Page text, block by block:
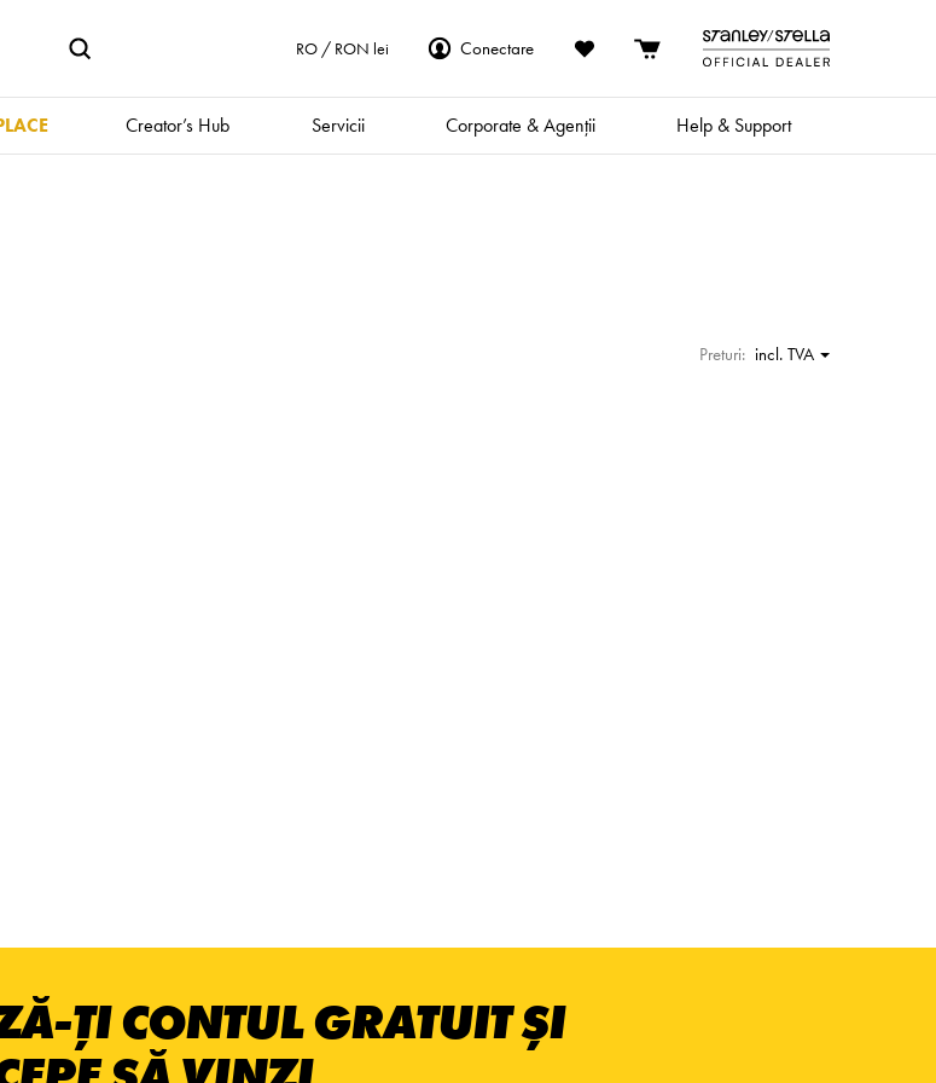
RO / RON lei Conectare
Creator’s Hub Servicii Corporate & Agenții Help & Support
Preturi: incl. TVA
ȚI CONTUL GRATUIT ȘI